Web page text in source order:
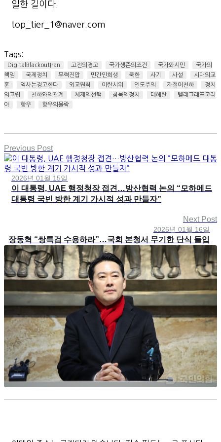
일한 길이다.
top_tier_1@naver.com
Tags:
DigitalBlackoutIran 고전의경고 국가생존의조건 국가와시민
국가의
책임
국제정치 무력진압 민간인희생 북한 사기 사설
시대의교
훈
역사는경고한다 외교원칙 이란시위 인도주의 자절어천하
정치
의고립
천하와의관계 체제의선택 침묵의정치 테헤란
텔레그래프코리
아
항우 항우의몰락
Previous Post
2026년 01월 15일
이 대통령, UAE 행정청장 접견…방산협력 논의 “모하메드
대통령 국빈 방한 계기 가시적 성과 만들자”
Next Post
2026년 01월 16일
장동혁 “쌍특검 수용하라”…국회 본청서 무기한 단식 돌입